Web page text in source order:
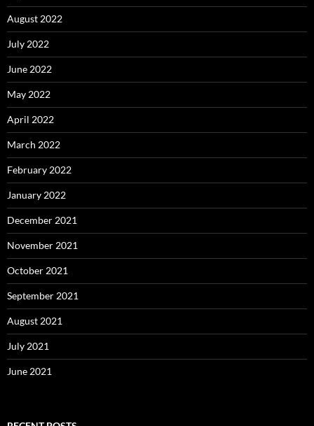
August 2022
July 2022
June 2022
May 2022
April 2022
March 2022
February 2022
January 2022
December 2021
November 2021
October 2021
September 2021
August 2021
July 2021
June 2021